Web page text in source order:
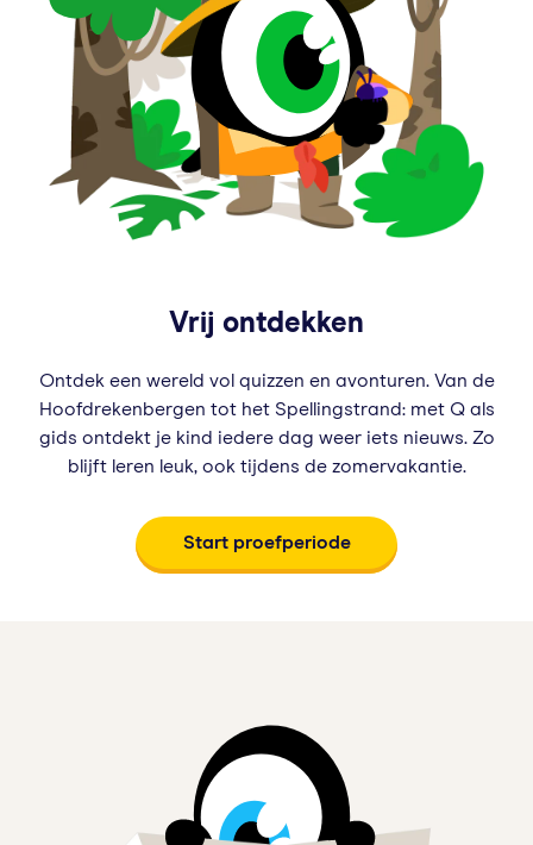
Vrij ontdekken
Ontdek een wereld vol quizzen en avonturen. Van de
Hoofdrekenbergen tot het Spellingstrand: met Q als
gids ontdekt je kind iedere dag weer iets nieuws. Zo
blijft leren leuk, ook tijdens de zomervakantie.
Start proefperiode